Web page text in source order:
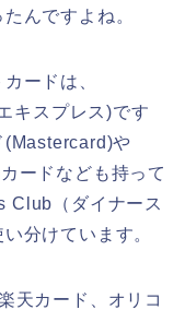
んですよね。
ードは、
キスプレス)です
(Mastercard)や
ードなども持って
Club（ダイナース
分けています。
天カード、オリコ